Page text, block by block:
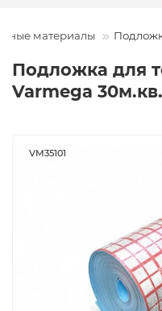
материалы
Подложка для
Varmega 30м.кв.
VM35101